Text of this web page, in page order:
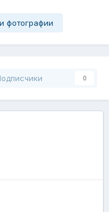
фотографии
0